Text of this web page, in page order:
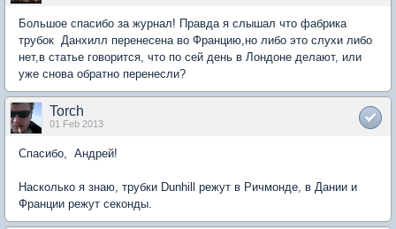
Большое спасибо за журнал! Правда я слышал что фабрика
трубок Данхилл перенесена во Францию,но либо это слухи либо
нет,в статье говорится, что по сей день в Лондоне делают, или
уже снова обратно перенесли?
Torch
01 Feb 2013
Спасибо, Андрей!
Насколько я знаю, трубки Dunhill режут в Ричмонде, в Дании и
Франции режут секонды.